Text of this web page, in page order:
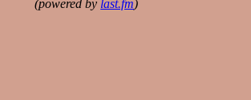
(powered by last.fm)